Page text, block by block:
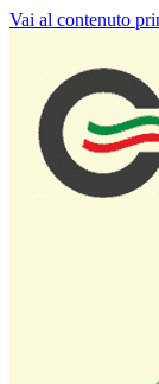
Vai al contenuto